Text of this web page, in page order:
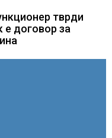
десетмината
тврди
е договор за